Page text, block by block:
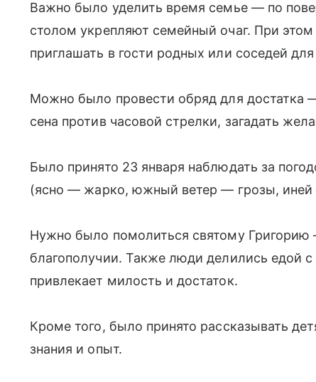
Важно было уделить время семье — по
столом укрепляют семейный очаг. При
приглашать в гости родных или соседей
Можно было провести обряд для достатка
сена против часовой стрелки, загадать
Было принято 23 января наблюдать за
(ясно — жарко, южный ветер — грозы, иней
Нужно было помолиться святому
благополучии. Также люди делились
привлекает милость и достаток.
Кроме того, было принято рассказывать
знания и опыт.